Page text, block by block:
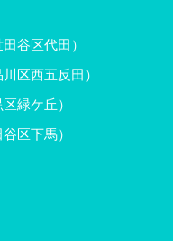
谷区代田）
区西五反田）
緑ケ丘）
区下馬）